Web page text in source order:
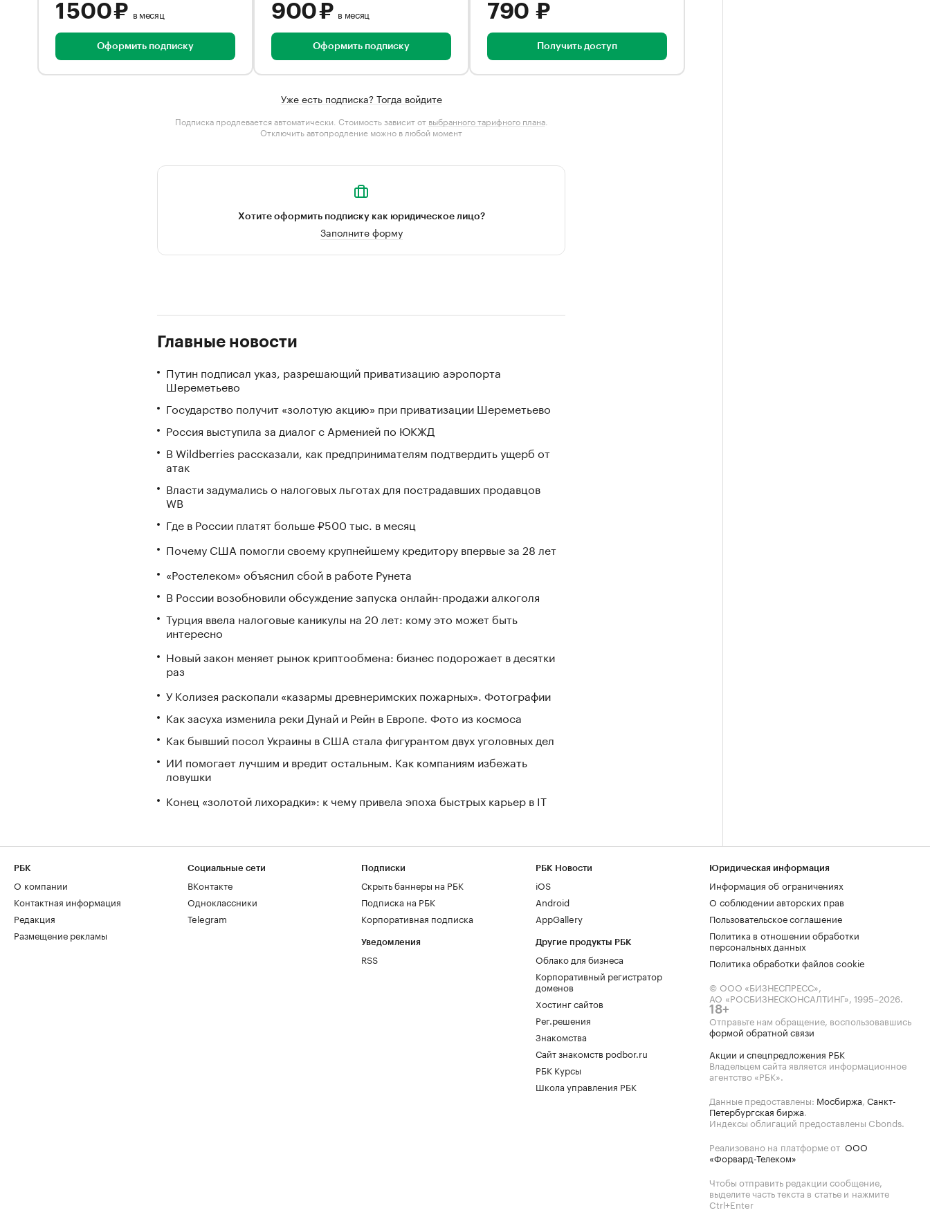
1 500 ₽ в месяц
Оформить подписку
900 ₽ в месяц
Оформить подписку
790 ₽
Получить доступ
Уже есть подписка? Тогда войдите
Подписка продлевается автоматически. Стоимость зависит от выбранного тарифного плана.
Отключить автопродление можно в любой момент
Хотите оформить подписку как юридическое лицо?
Заполните форму
Главные новости
Путин подписал указ, разрешающий приватизацию аэропорта
Шереметьево
Государство получит «золотую акцию» при приватизации Шереметьево
Россия выступила за диалог с Арменией по ЮКЖД
В Wildberries рассказали, как предпринимателям подтвердить ущерб от
атак
Власти задумались о налоговых льготах для пострадавших продавцов
WB
Где в России платят больше ₽500 тыс. в месяц
Почему США помогли своему крупнейшему кредитору впервые за 28 лет
«Ростелеком» объяснил сбой в работе Рунета
В России возобновили обсуждение запуска онлайн-продажи алкоголя
Турция ввела налоговые каникулы на 20 лет: кому это может быть
интересно
Новый закон меняет рынок криптообмена: бизнес подорожает в десятки
раз
У Колизея раскопали «казармы древнеримских пожарных». Фотографии
Как засуха изменила реки Дунай и Рейн в Европе. Фото из космоса
Как бывший посол Украины в США стала фигурантом двух уголовных дел
ИИ помогает лучшим и вредит остальным. Как компаниям избежать
ловушки
Конец «золотой лихорадки»: к чему привела эпоха быстрых карьер в IT
РБК
О компании
Контактная информация
Редакция
Размещение рекламы
Социальные сети
ВКонтакте
Одноклассники
Telegram
Подписки
Скрыть баннеры на РБК
Подписка на РБК
Корпоративная подписка
Уведомления
RSS
РБК Новости
iOS
Android
AppGallery
Другие продукты РБК
Облако для бизнеса
Корпоративный регистратор
доменов
Хостинг сайтов
Рег.решения
Знакомства
Сайт знакомств podbor.ru
РБК Курсы
Школа управления РБК
Юридическая информация
Информация об ограничениях
О соблюдении авторских прав
Пользовательское соглашение
Политика в отношении обработки
персональных данных
Политика обработки файлов cookie
© ООО «БИЗНЕСПРЕСС»,
АО «РОСБИЗНЕСКОНСАЛТИНГ», 1995–2026.
18+
Отправьте нам обращение, воспользовавшись
формой обратной связи
Акции и спецпредложения РБК
Владельцем сайта является информационное
агентство «РБК».
Данные предоставлены: Мосбиржа, Санкт-
Петербургская биржа.
Индексы облигаций предоставлены Cbonds.
Реализовано на платформе от ООО
«Форвард-Телеком»
Чтобы отправить редакции сообщение,
выделите часть текста в статье и нажмите
Ctrl+Enter